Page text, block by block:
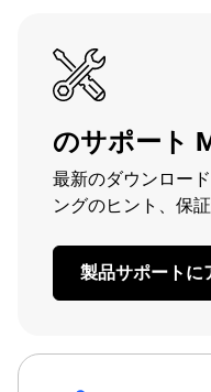
のサポート
最新のダウンロー
ングのヒント、保
製品サポートに